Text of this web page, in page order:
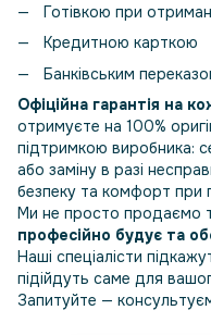
Готівкою при
Кредитною карткою
Банківським
Офіційна гарантія на
отримуєте на 100%
підтримкою виробника:
або заміну в разі
безпеку та комфорт при
Ми не просто продаємо
професійно будує та
Наші спеціалісти
підійдуть саме для
Запитуйте —